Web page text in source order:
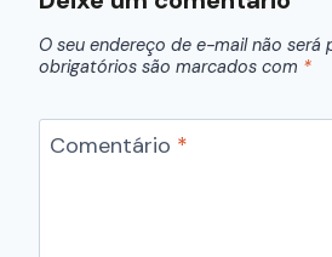
O seu endereço de e-mail não será
obrigatórios são marcados com *
Comentário *